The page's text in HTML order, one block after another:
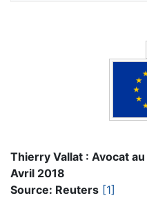
Thierry Vallat : Avocat
Avril 2018
Source: Reuters [1]